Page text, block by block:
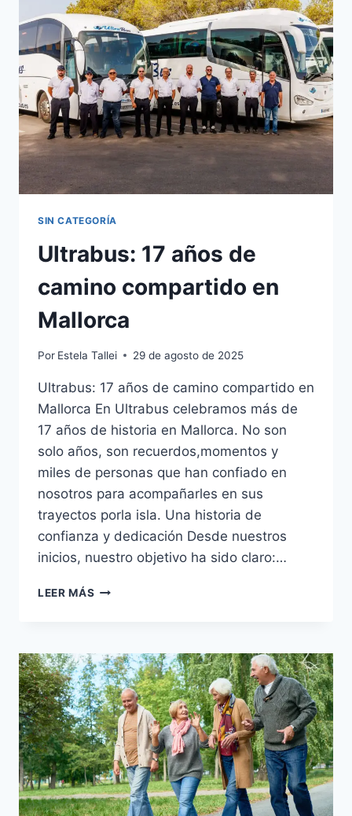
SIN CATEGORÍA
Ultrabus: 17 años de
camino compartido en
Mallorca
Por Estela Tallei 29 de agosto de 2025
Ultrabus: 17 años de camino compartido en
Mallorca En Ultrabus celebramos más de
17 años de historia en Mallorca. No son
solo años, son recuerdos,momentos y
miles de personas que han confiado en
nosotros para acompañarles en sus
trayectos porla isla. Una historia de
confianza y dedicación Desde nuestros
inicios, nuestro objetivo ha sido claro:…
LEER MÁS